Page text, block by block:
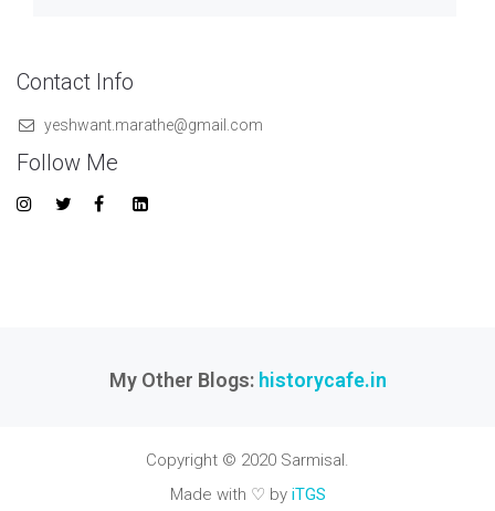
Contact Info
yeshwant.marathe@gmail.com
Follow Me
My Other Blogs: historycafe.in
Copyright © 2020 Sarmisal.
Made with ♡ by iTGS